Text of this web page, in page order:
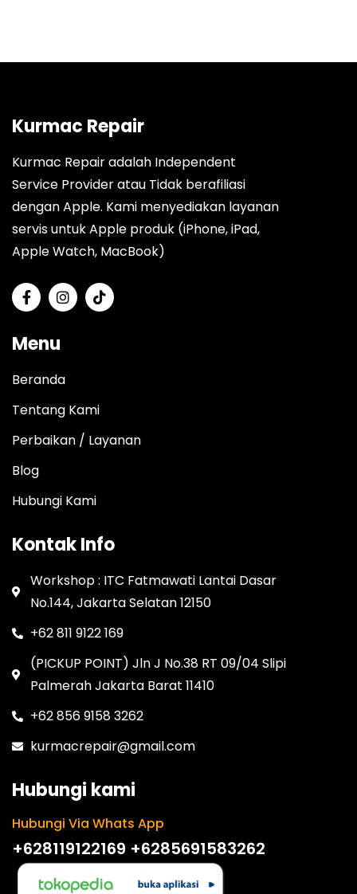
Kurmac Repair
Kurmac Repair adalah Independent
Service Provider atau Tidak berafiliasi
dengan Apple. Kami menyediakan layanan
servis untuk Apple produk (iPhone, iPad,
Apple Watch, MacBook)
Menu
Beranda
Tentang Kami
Perbaikan / Layanan
Blog
Hubungi Kami
Kontak Info
Workshop : ITC Fatmawati Lantai Dasar
No.144, Jakarta Selatan 12150
+62 811 9122 169
(PICKUP POINT) Jln J No.38 RT 09/04 Slipi
Palmerah Jakarta Barat 11410
+62 856 9158 3262
kurmacrepair@gmail.com
Hubungi kami
Hubungi Via Whats App
+628119122169 +6285691583262